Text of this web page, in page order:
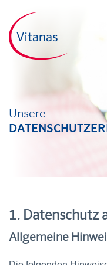
Unsere
1. Datenschutz
Allgemeine